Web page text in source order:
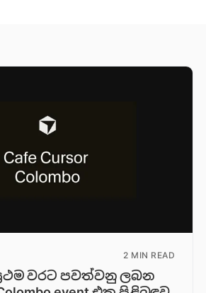
2 MIN READ
වරට පවත්වනු ලබන